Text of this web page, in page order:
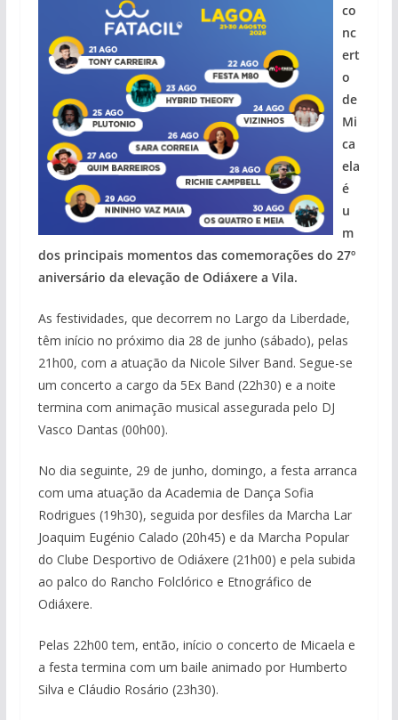
co
nc
ert
o
de
Mi
ca
ela
é
u
m
dos principais momentos das comemorações do 27º
aniversário da elevação de Odiáxere a Vila.
As festividades, que decorrem no Largo da Liberdade,
têm início no próximo dia 28 de junho (sábado), pelas
21h00, com a atuação da Nicole Silver Band. Segue-se
um concerto a cargo da 5Ex Band (22h30) e a noite
termina com animação musical assegurada pelo DJ
Vasco Dantas (00h00).
No dia seguinte, 29 de junho, domingo, a festa arranca
com uma atuação da Academia de Dança Sofia
Rodrigues (19h30), seguida por desfiles da Marcha Lar
Joaquim Eugénio Calado (20h45) e da Marcha Popular
do Clube Desportivo de Odiáxere (21h00) e pela subida
ao palco do Rancho Folclórico e Etnográfico de
Odiáxere.
Pelas 22h00 tem, então, início o concerto de Micaela e
a festa termina com um baile animado por Humberto
Silva e Cláudio Rosário (23h30).